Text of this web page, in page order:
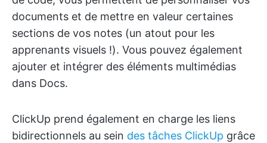
documents et de mettre en valeur certaines
sections de vos notes (un atout pour les
apprenants visuels !). Vous pouvez également
ajouter et intégrer des éléments multimédias
dans Docs.
ClickUp prend également en charge les liens
bidirectionnels au sein des tâches ClickUp grâce